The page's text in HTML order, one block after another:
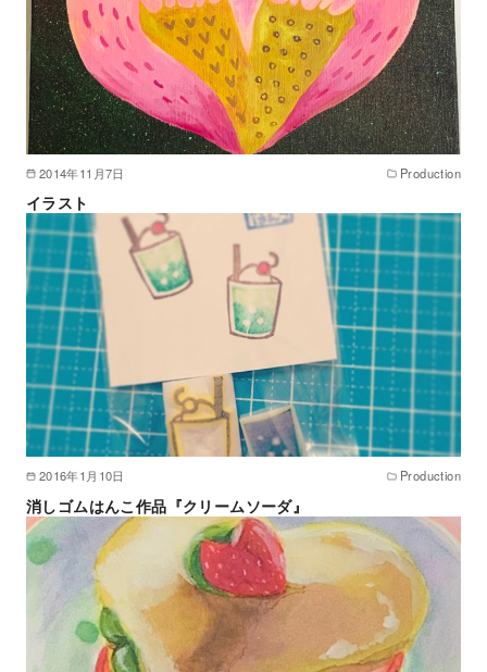
2014年11月7日 Production
イラスト
2016年1月10日 Production
消しゴムはんこ作品『クリームソーダ』